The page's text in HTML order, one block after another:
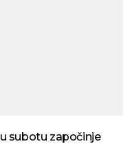
u subotu započinje